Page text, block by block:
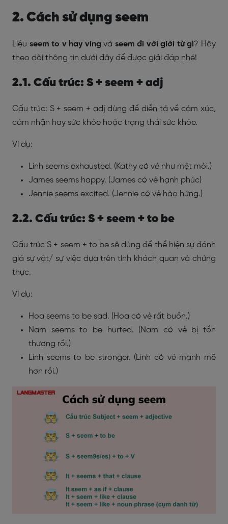
2. Cách sử dụng seem
Liệu seem to v hay ving và seem đi với giới từ gì? Hãy
theo dõi thông tin dưới đây để được giải đáp nhé!
2.1. Cấu trúc: S + seem + adj
Cấu trúc: S + seem + adj dùng để diễn tả về cảm xúc,
cảm nhận hay sức khỏe hoặc trạng thái sức khỏe.
Ví dụ:
Linh seems exhausted. (Kathy có vẻ như mệt mỏi.)
James seems happy. (James có vẻ hạnh phúc)
Jennie seems excited. (Jennie có vẻ hào hứng.)
2.2. Cấu trúc: S + seem + to be
Cấu trúc S + seem + to be sẽ dùng để thể hiện sự đánh
giá sự vật/ sự việc dựa trên tính khách quan và chứng
thực.
Ví dụ:
Hoa seems to be sad. (Hoa có vẻ rất buồn.)
Nam seems to be hurted. (Nam có vẻ bị tổn
thương rồi.)
Linh seems to be stronger. (Linh có vẻ mạnh mẽ
hơn rồi.)